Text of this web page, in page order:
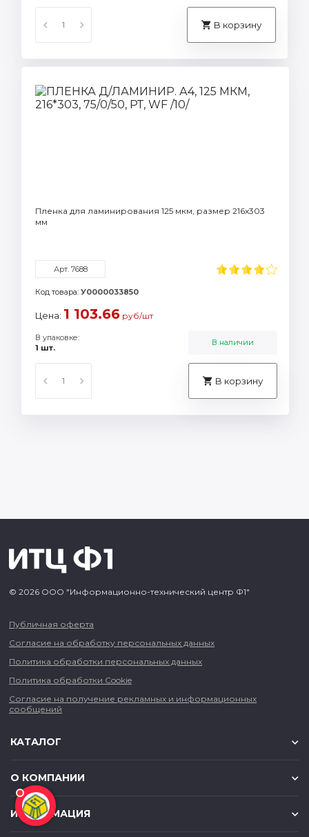
В корзину
Пленка для ламинирования 125 мкм, размер 216х303
мм
Арт. 7688
Код товара: У0000033850
Цена: 1 103.66 руб/шт
В упаковке:
1 шт.
В наличии
В корзину
© 2026 ООО "Информационно-технический центр Ф1"
Публичная оферта
Согласие на обработку персональных данных
Политика обработки персональных данных
Политика обработки Cookie
Согласие на получение рекламных и информационных
сообщений
КАТАЛОГ
О КОМПАНИИ
ИНФОРМАЦИЯ